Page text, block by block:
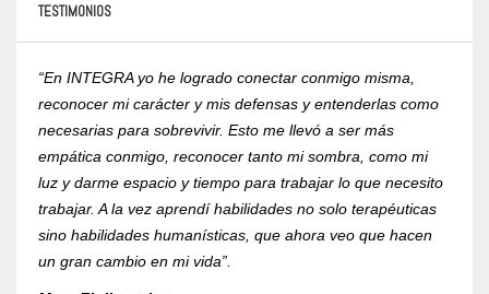
TESTIMONIOS
“En INTEGRA yo he logrado conectar conmigo misma,
reconocer mi carácter y mis defensas y entenderlas como
necesarias para sobrevivir. Esto me llevó a ser más
empática conmigo, reconocer tanto mi sombra, como mi
luz y darme espacio y tiempo para trabajar lo que necesito
trabajar. A la vez aprendí habilidades no solo terapéuticas
sino habilidades humanísticas, que ahora veo que hacen
un gran cambio en mi vida”.